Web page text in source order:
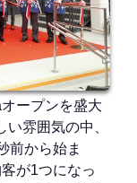
ープンを盛大
雰囲気の中、
前から始ま
が1つになっ